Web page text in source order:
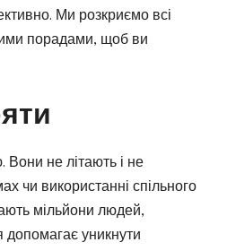
Ми розкриємо всі
порадами, щоб ви
Вони не літають і не
чи використанні спільного
мільйони людей,
допомагає уникнути